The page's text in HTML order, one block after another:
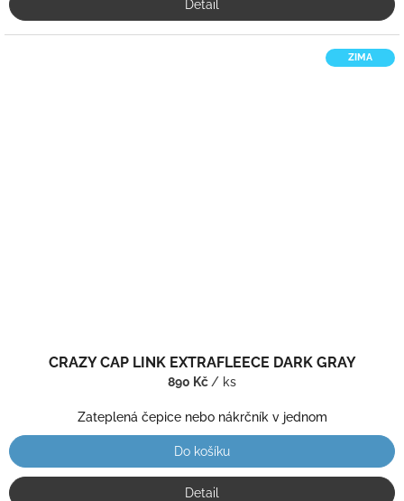
Detail
ZIMA
CRAZY CAP LINK EXTRAFLEECE DARK GRAY
890 Kč / ks
Zateplená čepice nebo nákrčník v jednom
Do košíku
Detail